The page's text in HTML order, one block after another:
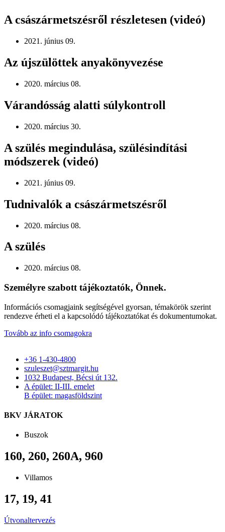
A császármetszésről részletesen (videó)
2021. június 09.
Az újszülöttek anyakönyvezése
2020. március 08.
Várandósság alatti súlykontroll
2020. március 30.
A szülés megindulása, szülésindítási
módszerek (videó)
2021. június 09.
Tudnivalók a császármetszésről
2020. március 08.
A szülés
2020. március 08.
Személyre szabott tájékoztatók, Önnek.
Információs csomagjaink segítségével gyorsan, témakörök szerint
rendezve érheti el a kapcsolódó tájékoztatókat és dokumentumokat.
Tovább az info csomagokra
+36 1-430-4800
szuleszet@sztmargit.hu
1032 Budapest, Bécsi út 132.
A épület: II-III. emelet
B épület: magasföldszint
BKV JÁRATOK
Buszok
160, 260, 260A, 960
Villamos
17, 19, 41
Útvonaltervezés